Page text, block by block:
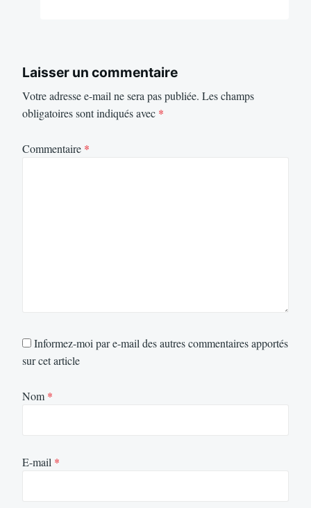
Laisser un commentaire
Votre adresse e-mail ne sera pas publiée. Les champs
obligatoires sont indiqués avec *
Commentaire *
Informez-moi par e-mail des autres commentaires apportés
sur cet article
Nom *
E-mail *